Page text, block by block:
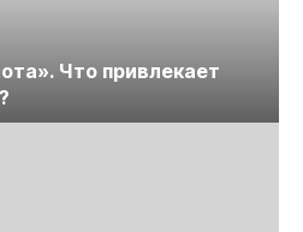
Что привлекает